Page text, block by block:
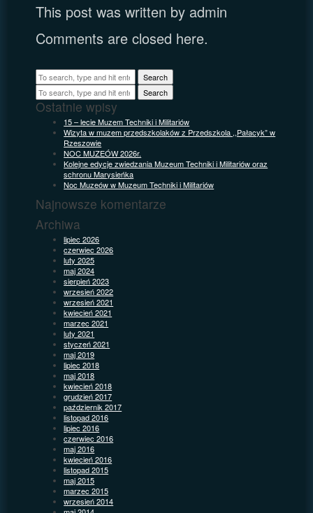
This post was written by admin
Comments are closed here.
Search
Search
Ostatnie wpisy
15 – lecie Muzem Techniki i Militariów
Wizyta w muzem przedszkolaków z Przedszkola ,,Pałacyk” w
Rzeszowie
NOC MUZEÓW 2026r.
Kolejne edycje zwiedzania Muzeum Techniki i Militariów oraz
schronu Marysieńka
Noc Muzeów w Muzeum Techniki i Militariów
Najnowsze komentarze
Archiwa
lipiec 2026
czerwiec 2026
luty 2025
maj 2024
sierpień 2023
wrzesień 2022
wrzesień 2021
kwiecień 2021
marzec 2021
luty 2021
styczeń 2021
maj 2019
lipiec 2018
maj 2018
kwiecień 2018
grudzień 2017
październik 2017
listopad 2016
lipiec 2016
czerwiec 2016
maj 2016
kwiecień 2016
listopad 2015
maj 2015
marzec 2015
wrzesień 2014